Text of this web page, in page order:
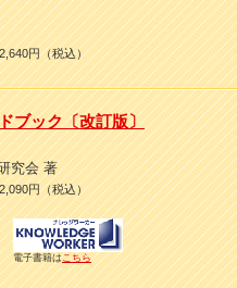
円（税込）
ブック〔改訂版〕
究会 著
円（税込）
電子書籍はこちら